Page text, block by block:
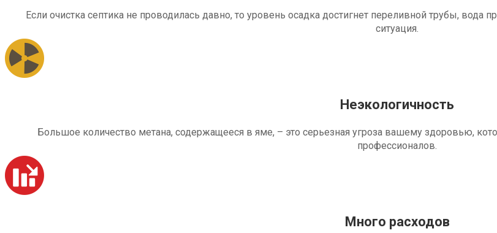
Если очистка септика не проводилась давно, то уровень осадка достигнет переливной трубы, вода
ситуация.
Неэкологичность
Большое количество метана, содержащееся в яме, – это серьезная угроза вашему здоровью,
профессионалов.
Много расходов